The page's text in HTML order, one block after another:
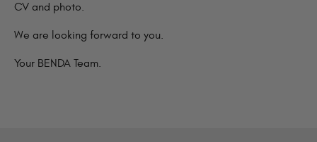
CV and photo.
We are looking forward to you.
Your BENDA Team.